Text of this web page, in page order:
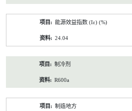
能源效益指数 (Iε) (%)
24.04
制冷剂
R600a
制造地方